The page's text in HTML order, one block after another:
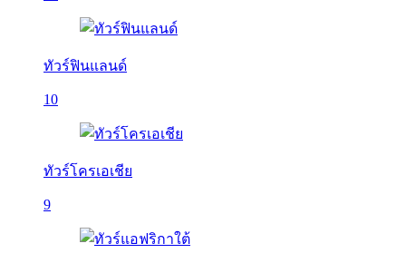
ทัวร์ฟินแลนด์
10
ทัวร์โครเอเชีย
9